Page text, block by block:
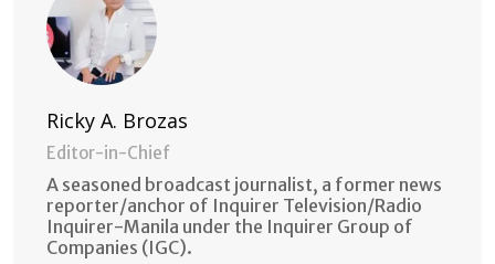
Ricky A. Brozas
Editor-in-Chief
A seasoned broadcast journalist, a former news
reporter/anchor of Inquirer Television/Radio
Inquirer-Manila under the Inquirer Group of
Companies (IGC).